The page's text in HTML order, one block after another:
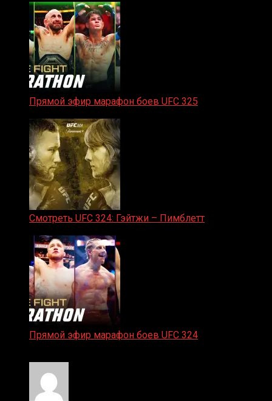
Прямой эфир марафон боев UFC 325
Смотреть UFC 324: Гэйтжи – Пимблетт
Прямой эфир марафон боев UFC 324